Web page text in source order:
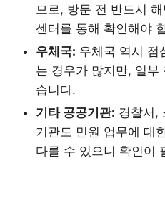
므로, 방문 전 반드시
센터를 통해 확인해야
우체국: 우체국 역시 점
는 경우가 많지만, 일부
습니다.
기타 공공기관: 경찰서,
기관도 민원 업무에 대
다를 수 있으니 확인이